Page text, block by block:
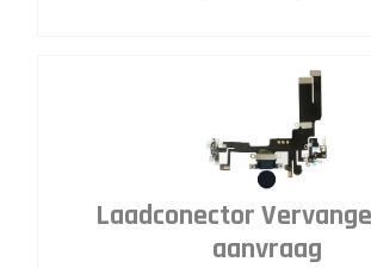
Laadconector
aanvraag